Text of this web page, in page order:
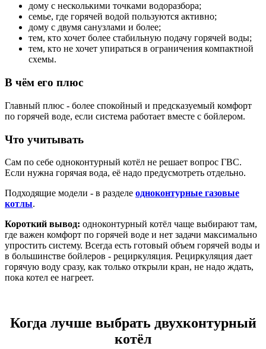
дому с несколькими точками водоразбора;
семье, где горячей водой пользуются активно;
дому с двумя санузлами и более;
тем, кто хочет более стабильную подачу горячей воды;
тем, кто не хочет упираться в ограничения компактной
схемы.
В чём его плюс
Главный плюс - более спокойный и предсказуемый комфорт
по горячей воде, если система работает вместе с бойлером.
Что учитывать
Сам по себе одноконтурный котёл не решает вопрос ГВС.
Если нужна горячая вода, её надо предусмотреть отдельно.
Подходящие модели - в разделе одноконтурные газовые
котлы.
Короткий вывод: одноконтурный котёл чаще выбирают там,
где важен комфорт по горячей воде и нет задачи максимально
упростить систему. Всегда есть готовый объем горячей воды и
в большинстве бойлеров - рециркуляция. Рециркуляция дает
горячую воду сразу, как только открыли кран, не надо ждать,
пока котел ее нагреет.
Когда лучше выбрать двухконтурный
котёл